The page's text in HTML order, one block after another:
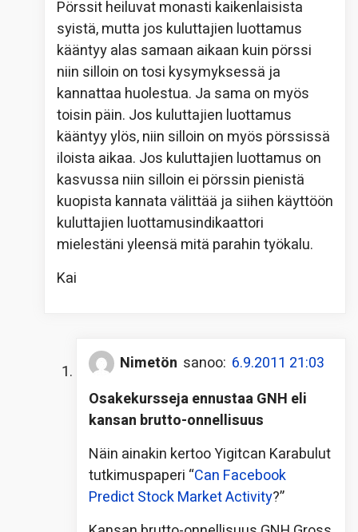
Pörssit heiluvat monasti kaikenlaisista
syistä, mutta jos kuluttajien luottamus
kääntyy alas samaan aikaan kuin pörssi
niin silloin on tosi kysymyksessä ja
kannattaa huolestua. Ja sama on myös
toisin päin. Jos kuluttajien luottamus
kääntyy ylös, niin silloin on myös pörssissä
iloista aikaa. Jos kuluttajien luottamus on
kasvussa niin silloin ei pörssin pienistä
kuopista kannata välittää ja siihen käyttöön
kuluttajien luottamusindikaattori
mielestäni yleensä mitä parahin työkalu.
Kai
Nimetön sanoo: 6.9.2011 21:03
Osakekursseja ennustaa GNH eli
kansan brutto-onnellisuus
Näin ainakin kertoo Yigitcan Karabulut
tutkimuspaperi “Can Facebook
Predict Stock Market Activity?”